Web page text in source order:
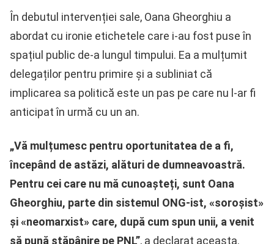
În debutul intervenției sale, Oana Gheorghiu a
abordat cu ironie etichetele care i-au fost puse în
spațiul public de-a lungul timpului. Ea a mulțumit
delegaților pentru primire și a subliniat că
implicarea sa politică este un pas pe care nu l-ar fi
anticipat în urmă cu un an.
„Vă mulțumesc pentru oportunitatea de a fi,
începând de astăzi, alături de dumneavoastră.
Pentru cei care nu mă cunoașteți, sunt Oana
Gheorghiu, parte din sistemul ONG-ist, «soroșist»
și «neomarxist» care, după cum spun unii, a venit
să pună stăpânire pe PNL”, a declarat aceasta.